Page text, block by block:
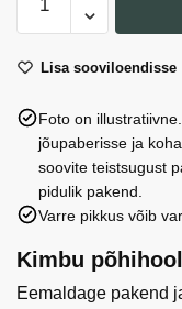
number
valge
5,5
cm
kogus
Lisa sooviloendisse
Foto on
jõupaberisse ja
soovite teistsugust
pidulik pakend.
Varre pikkus võib
Kimbu
Eemaldage pakend